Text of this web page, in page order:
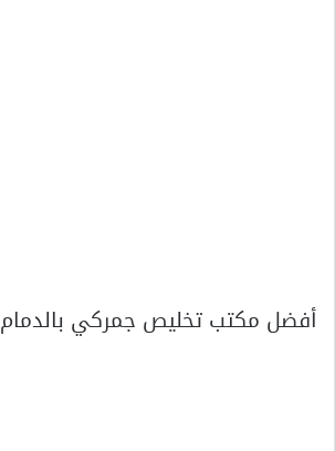
أفضل مكتب تخليص جمركي بالدمام